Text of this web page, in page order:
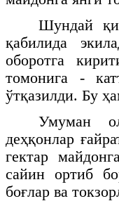
Шундай
қабилида
оборотга
томонига -
ўтқазилди. Бу
Умуман
деҳқонлар
гектар
сайин ортиб
боғлар ва